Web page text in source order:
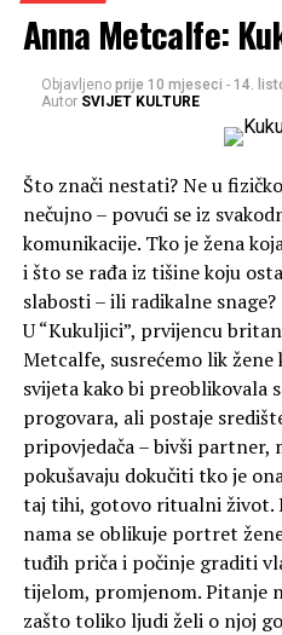
Anna Metcalfe:
Objavljeno prije 10 mjeseci - 14.
Autor SVIJET KULTURE
Što znači nestati? Ne u
nečujno – povući se iz
komunikacije. Tko je žena
i što se rađa iz tišine koju
slabosti – ili radikalne snage?
U “Kukuljici”, prvijencu
Metcalfe, susrećemo lik
svijeta kako bi preoblikovala
progovara, ali postaje
pripovjedača – bivši partner,
pokušavaju dokučiti tko je
taj tihi, gotovo ritualni život.
nama se oblikuje portret
tuđih priča i počinje graditi
tijelom, promjenom. Pitanje
zašto toliko ljudi želi o njoj